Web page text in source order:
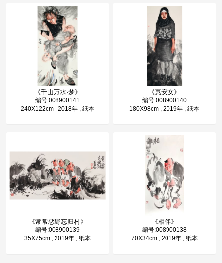
《千山万水·梦》
编号:008900141
240X122cm , 2018年 , 纸本
《常常恋野忘归村》
编号:008900139
35X75cm , 2019年 , 纸本
《惠安女》
编号:008900140
180X98cm , 2019年 , 纸本
《相伴》
编号:008900138
70X34cm , 2019年 , 纸本